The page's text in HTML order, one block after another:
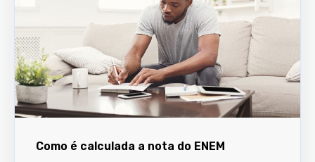
Como é calculada a nota do ENEM